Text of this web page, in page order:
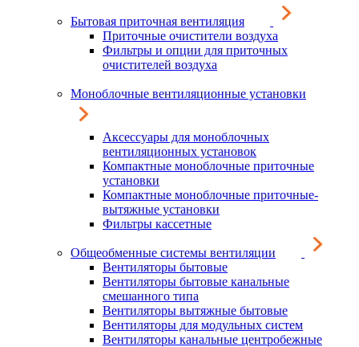
Бытовая приточная вентиляция
Приточные очистители воздуха
Фильтры и опции для приточных
очистителей воздуха
Моноблочные вентиляционные установки
Аксессуары для моноблочных
вентиляционных установок
Компактные моноблочные приточные
установки
Компактные моноблочные приточные-
вытяжные установки
Фильтры кассетные
Общеобменные системы вентиляции
Вентиляторы бытовые
Вентиляторы бытовые канальные
смешанного типа
Вентиляторы вытяжные бытовые
Вентиляторы для модульных систем
Вентиляторы канальные центробежные